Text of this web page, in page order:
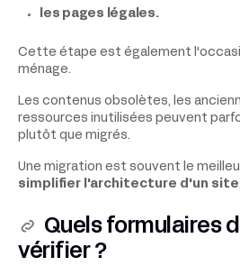
les pages légales.
Cette étape est également
ménage.
Les contenus obsolètes, les
ressources inutilisées peuvent
plutôt que migrés.
Une migration est souvent le
simplifier l'architecture d'un site.
Quels formulaires
vérifier ?